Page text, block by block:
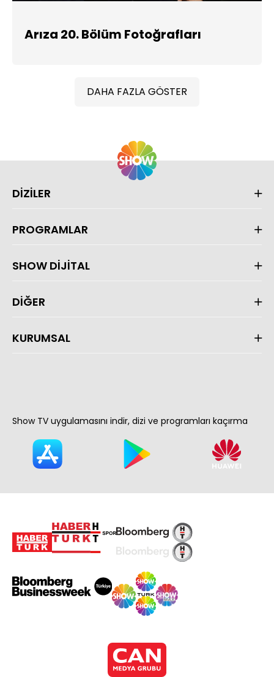
Arıza 20. Bölüm Fotoğrafları
DAHA FAZLA GÖSTER
DİZİLER
PROGRAMLAR
SHOW DİJİTAL
DİĞER
KURUMSAL
Show TV uygulamasını indir, dizi ve programları kaçırma